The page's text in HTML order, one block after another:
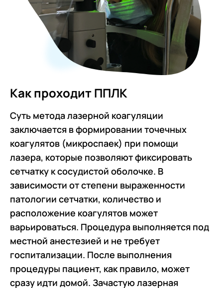
Как проходит ППЛК
Суть метода лазерной коагуляции
заключается в формировании точечных
коагулятов (микроспаек) при помощи
лазера, которые позволяют фиксировать
сетчатку к сосудистой оболочке. В
зависимости от степени выраженности
патологии сетчатки, количество и
расположение коагулятов может
варьироваться. Процедура выполняется под
местной анестезией и не требует
госпитализации. После выполнения
процедуры пациент, как правило, может
сразу идти домой. Зачастую лазерная